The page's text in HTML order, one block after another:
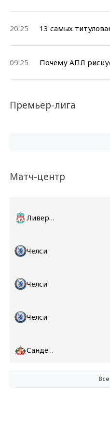
20:25 13 самых
09:25 Почему АПЛ
Премьер-лига
Матч-центр
Ливерпуль
Челси
Челси
Челси
Сандерленд